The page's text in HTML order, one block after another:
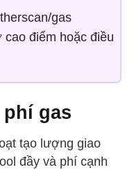
gas
cao điểm hoặc điều
gas
tạo lượng giao
đầy và phí cạnh